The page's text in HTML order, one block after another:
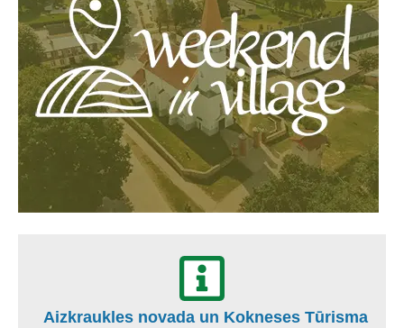
Aizkraukles novada un Kokneses Tūrisma